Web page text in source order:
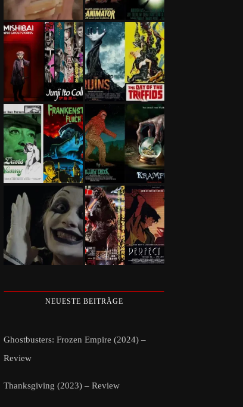
NEUESTE BEITRÄGE
Ghostbusters: Frozen Empire (2024) –
Review
Thanksgiving (2023) – Review